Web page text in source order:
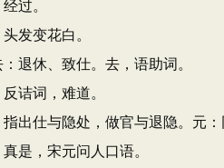
过。
发变花白。
退休、致仕。去，语助词。
诘词，难道。
出仕与隐处，做官与退隐。元：
是，宋元问人口语。